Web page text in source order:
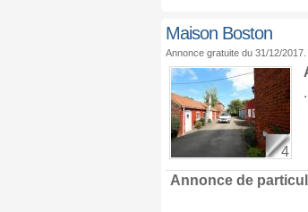
Maison Boston
Annonce gratuite du 31/12/2017.
4
Annonce de